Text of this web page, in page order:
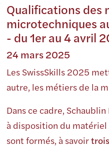
Qualifications des
microtechniques
- du 1er au 4 avril
24 mars 2025
Les SwissSkills 2025
autre, les métiers de la
Dans ce cadre,
à disposition du
sont formés, à savoir